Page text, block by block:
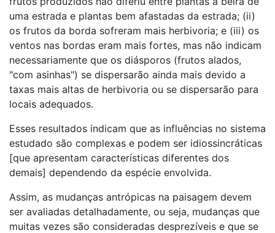
uma estrada e plantas bem afastadas da estrada; (ii)
os frutos da borda sofreram mais herbivoria; e (iii) os
ventos nas bordas eram mais fortes, mas não indicam
necessariamente que os diásporos (frutos alados,
"com asinhas") se dispersarão ainda mais devido a
taxas mais altas de herbivoria ou se dispersarão para
locais adequados.
Esses resultados indicam que as influências no sistema
estudado são complexas e podem ser idiossincráticas
[que apresentam características diferentes dos
demais] dependendo da espécie envolvida.
Assim, as mudanças antrópicas na paisagem devem
ser avaliadas detalhadamente, ou seja, mudanças que
muitas vezes são consideradas desprezíveis e que se